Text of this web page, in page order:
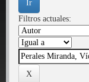
Filtros actuales: